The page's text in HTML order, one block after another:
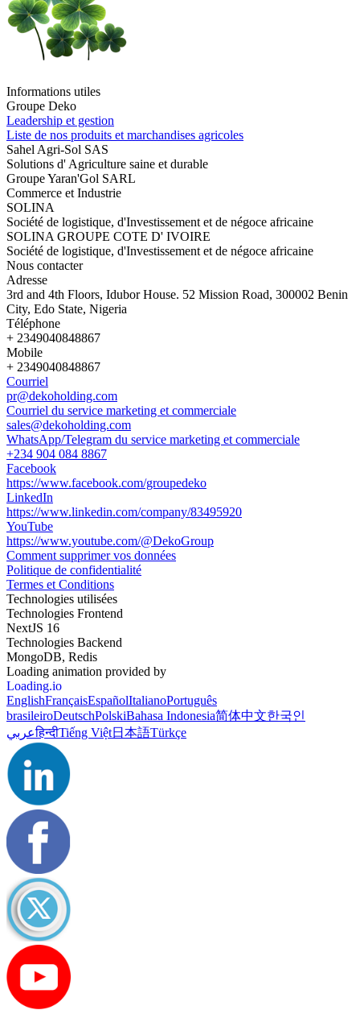
Informations utiles
Groupe Deko
Leadership et gestion
Liste de nos produits et marchandises agricoles
Sahel Agri-Sol SAS
Solutions d' Agriculture saine et durable
Groupe Yaran'Gol SARL
Commerce et Industrie
SOLINA
Société de logistique, d'Investissement et de négoce africaine
SOLINA GROUPE COTE D' IVOIRE
Société de logistique, d'Investissement et de négoce africaine
Nous contacter
Adresse
3rd and 4th Floors, Idubor House. 52 Mission Road, 300002 Benin
City, Edo State, Nigeria
Téléphone
+ 2349040848867
Mobile
+ 2349040848867
Courriel
pr@dekoholding.com
Courriel du service marketing et commerciale
sales@dekoholding.com
WhatsApp/Telegram du service marketing et commerciale
+234 904 084 8867
Facebook
https://www.facebook.com/groupedeko
LinkedIn
https://www.linkedin.com/company/83495920
YouTube
https://www.youtube.com/@DekoGroup
Comment supprimer vos données
Politique de confidentialité
Termes et Conditions
Technologies utilisées
Technologies Frontend
NextJS 16
Technologies Backend
MongoDB, Redis
Loading animation provided by
Loading.io
EnglishFrançaisEspañolItalianoPortuguês
brasileiroDeutschPolskiBahasa Indonesia简体中文한국인
عربيहिन्दीTiếng Việt日本語Türkçe